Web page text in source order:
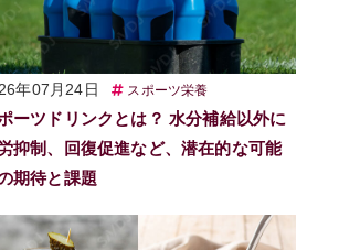
年07月24日 スポーツ栄養
ーツドリンクとは？ 水分補給以外に
抑制、回復促進など、潜在的な可能
期待と課題